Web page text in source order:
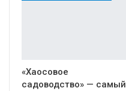
«Хаосовое
садоводство» — самый